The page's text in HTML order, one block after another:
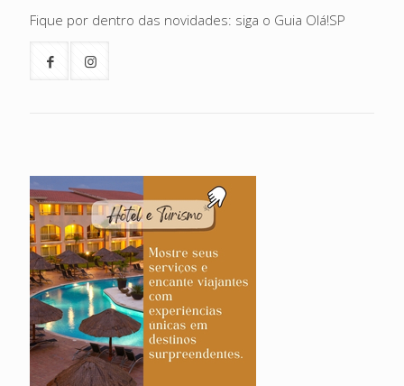
Fique por dentro das novidades: siga o Guia Olá!SP